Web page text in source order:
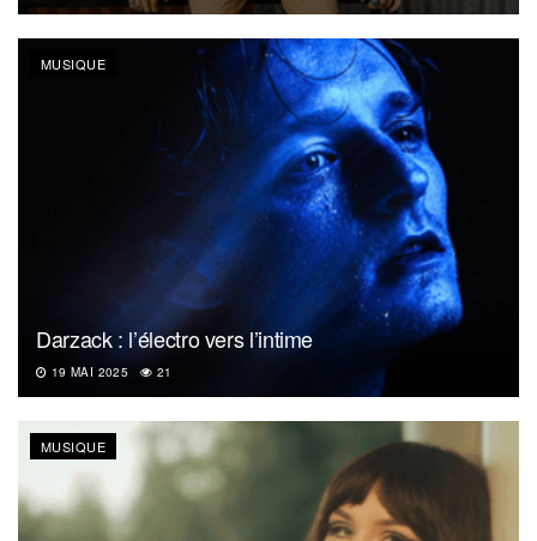
MUSIQUE
Darzack : l’électro vers l’intime
19 MAI 2025 21
MUSIQUE